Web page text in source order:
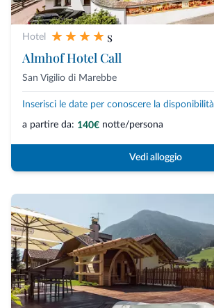
Hotel
s
Almhof Hotel Call
San Vigilio di Marebbe
Inserisci le date per conoscere la disponibilità
a partire da: 140€ notte/persona
Vedi alloggio